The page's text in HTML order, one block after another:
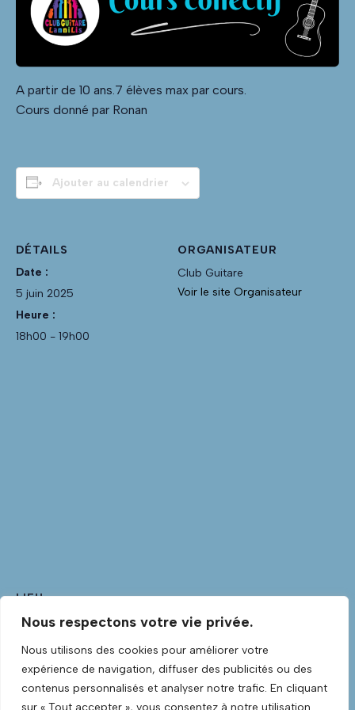
Nous respectons votre vie privée.
Nous utilisons des cookies pour améliorer votre
expérience de navigation, diffuser des publicités ou des
contenus personnalisés et analyser notre trafic. En cliquant
sur « Tout accepter », vous consentez à notre utilisation
A partir de 10 ans.7 élèves max par cours.
Cours donné par Ronan
Ajouter au calendrier
DÉTAILS
Date :
5 juin 2025
Heure :
18h00 - 19h00
ORGANISATEUR
Club Guitare
Voir le site Organisateur
LIEU
Club Guitare